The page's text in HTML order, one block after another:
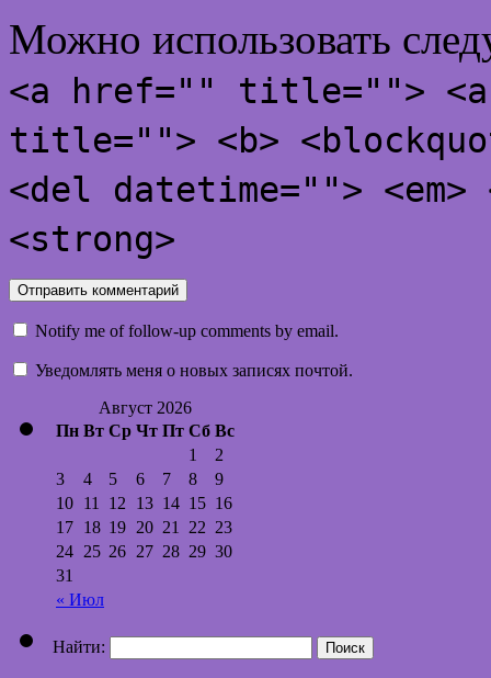
Можно использовать
<a href="" title="">
title=""> <b>
<del datetime="">
<strong>
Notify me of follow-up comments by email.
Уведомлять меня о новых записях почтой.
Август 2026
Пн Вт Ср Чт Пт Сб Вс
« Июл
1
2
3
4 5 6 7 8
9
10 11 12 13 14 15 16
17 18 19 20 21 22 23
24 25 26 27 28 29 30
31
Найти: